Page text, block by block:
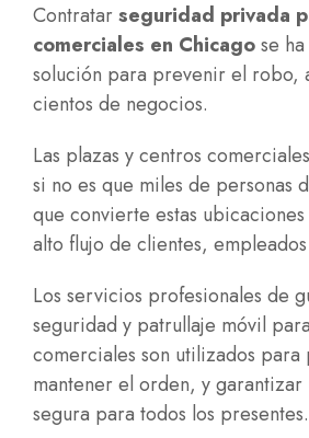
Contratarseguridad privada
comerciales en Chicagose
solución para prevenir el robo,
cientos de negocios.
Las plazas y centros
si no es que miles de personas
que convierte estas
alto flujo de clientes,
Los servicios profesionales de
seguridad y patrullaje móvil
comerciales son utilizados
mantener el orden, y
segura para todos los presentes.